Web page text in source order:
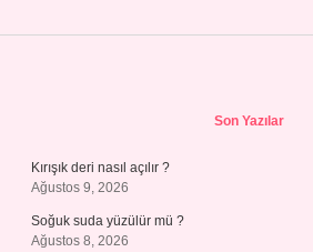
Son Yazılar
Kırışık deri nasıl açılır ?
Ağustos 9, 2026
Soğuk suda yüzülür mü ?
Ağustos 8, 2026